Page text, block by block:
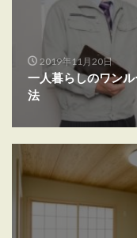
2019年11月20日
一人暮らしのワン
法